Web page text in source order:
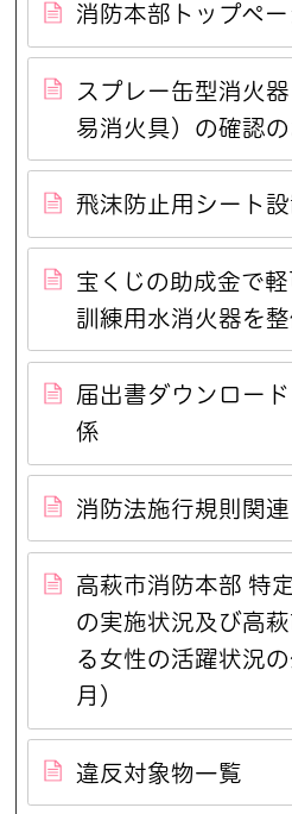
消防本部トップペー
スプレー缶型消火
易消火具）の確認
飛沫防止用シート
宝くじの助成金で
訓練用水消火器を
届出書ダウンロー
係
消防法施行規則関
高萩市消防本部 特
の実施状況及び高
る女性の活躍状況
月）
違反対象物一覧